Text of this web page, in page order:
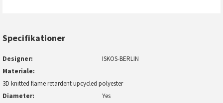
Specifikationer
Designer
ISKOS-BERLIN
Materiale
3D knitted flame retardent upcycled polyester
Diameter
Yes